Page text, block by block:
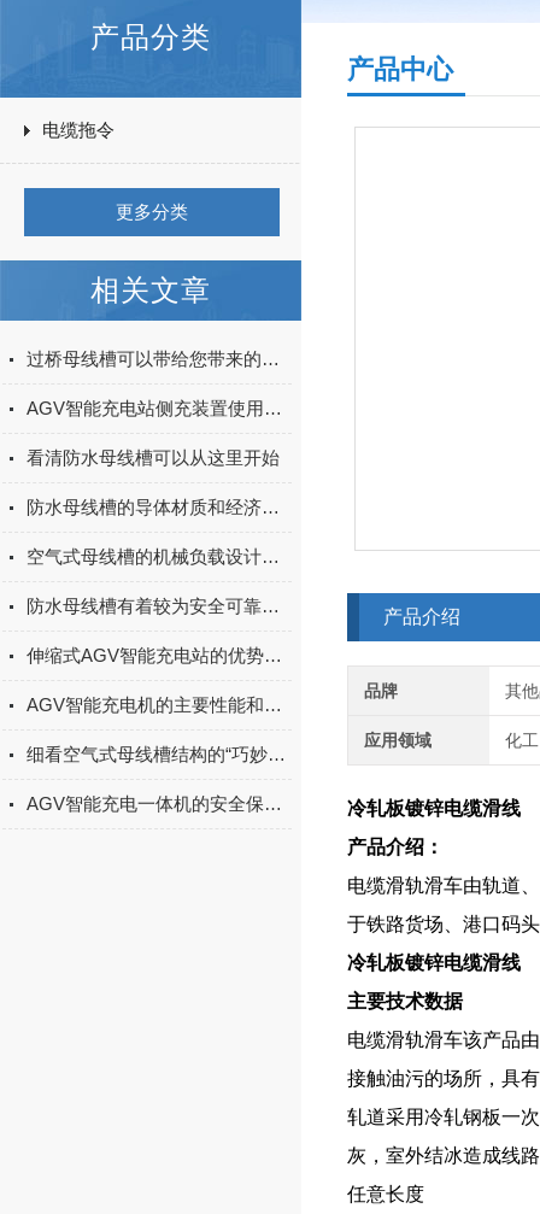
产品分类
电缆拖令
更多分类
相关文章
过桥母线槽可以带给您带来的好处
AGV智能充电站侧充装置使用的场合和特点介绍
看清防水母线槽可以从这里开始
防水母线槽的导体材质和经济截面的选择
空气式母线槽的机械负载设计说明
防水母线槽有着较为安全可靠的性能
伸缩式AGV智能充电站的优势体现在哪里？
AGV智能充电机的主要性能和优点简述
细看空气式母线槽结构的“巧妙设计”
AGV智能充电一体机的安全保护机制与故障诊断方法
产品中心
产品介绍
品牌 其
应用领域 化
冷轧板镀锌电缆滑线
产品介绍：
电缆滑轨滑车由轨道
于铁路货场、港口码
冷轧板镀锌电缆滑线
主要技术数
电缆滑轨滑车该产品
接触油污的场所，具
轧道采用冷轧钢板一
灰，室外结冰造成线
任意长度